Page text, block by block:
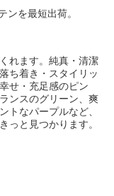
ンを最短出荷。
れます。純真・清潔
ち着き・スタイリッ
せ・充足感のピン
ンスのグリーン、爽
トなパープルなど、
っと見つかります。